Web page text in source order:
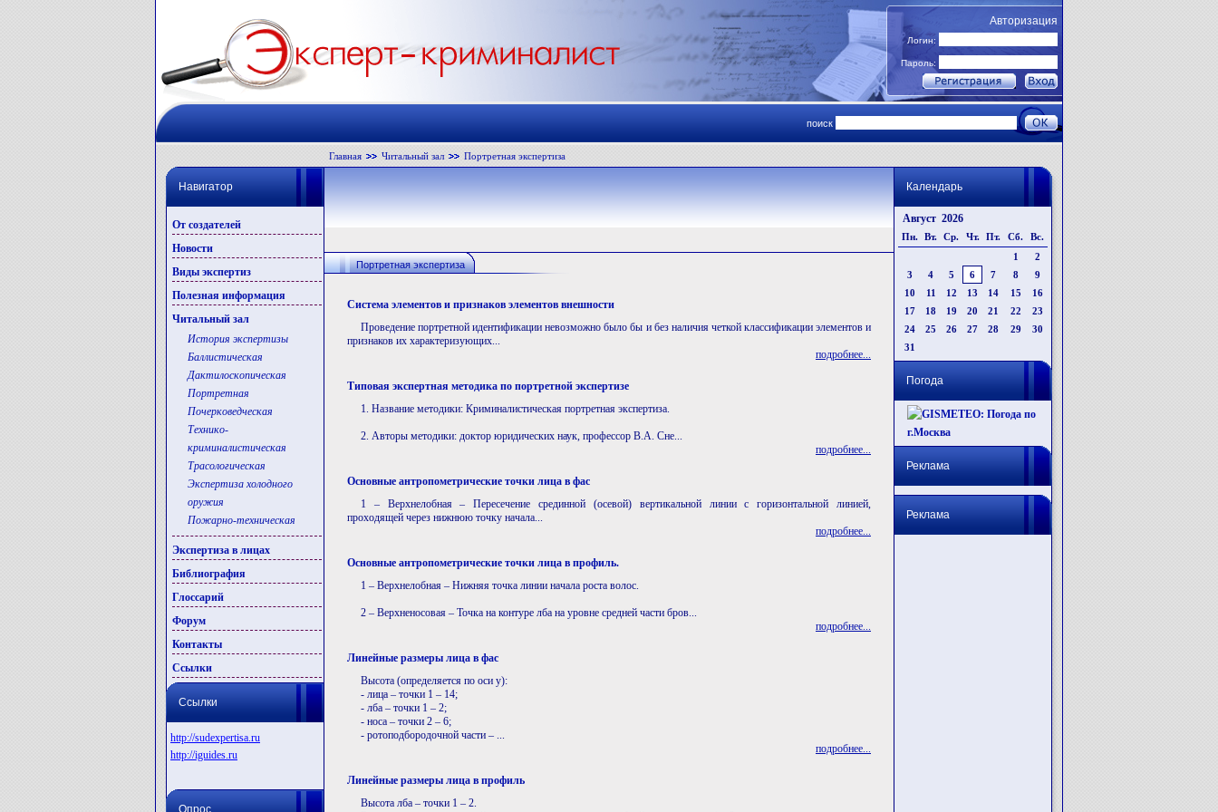
Авторизация
Логин:
Пароль:
поиск
Главная Читальный зал Портретная экспертиза
Навигатор
От создателей
Новости
Виды экспертиз
Полезная информация
Читальный зал
История экспертизы
Баллистическая
Дактилоскопическая
Портретная
Почерковедческая
Технико-
криминалистическая
Трасологическая
Экспертиза холодного
оружия
Пожарно-техническая
Экспертиза в лицах
Библиография
Глоссарий
Форум
Контакты
Ссылки
Ссылки
http://sudexpertisa.ru
http://iguides.ru
Опрос
Портретная экспертиза
Система элементов и признаков элементов внешности
Проведение портретной идентификации невозможно было бы и без наличия четкой классификации элементов и
признаков их характеризующих...
подробнее...
Типовая экспертная методика по портретной экспертизе
1. Название методики: Криминалистическая портретная экспертиза.
2. Авторы методики: доктор юридических наук, профессор В.А. Сне...
подробнее...
Основные антропометрические точки лица в фас
1 – Верхнелобная – Пересечение срединной (осевой) вертикальной линии с горизонтальной линией,
проходящей через нижнюю точку начала...
подробнее...
Основные антропометрические точки лица в профиль.
1 – Верхнелобная – Нижняя точка линии начала роста волос.
2 – Верхненосовая – Точка на контуре лба на уровне средней части бров...
подробнее...
Линейные размеры лица в фас
Высота (определяется по оси y):
- лица – точки 1 – 14;
- лба – точки 1 – 2;
- носа – точки 2 – 6;
- ротоподбородочной части – ...
подробнее...
Линейные размеры лица в профиль
Высота лба – точки 1 – 2.
Календарь
Август 2026
Пн. Вт. Ср. Чт. Пт. Сб.
Вс.
1
2
3
4 5 6 7 8
9
10
11 12 13 14 15
16
17
18 19 20 21 22
23
24
25 26 27 28 29
30
31
Погода
Реклама
Реклама